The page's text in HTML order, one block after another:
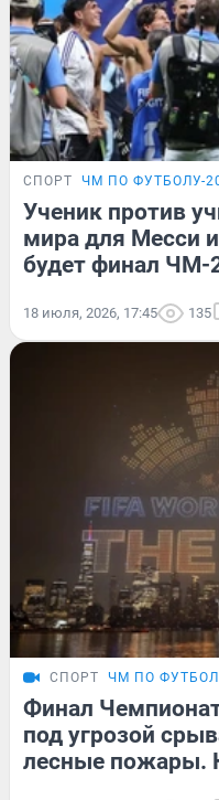
СПОРТ ЧМ ПО ФУТБОЛУ-
Ученик против
мира для Месси
будет финал ЧМ-
18 июля, 2026, 17:45 135
СПОРТ ЧМ ПО
Финал
под угрозой
лесные пожары.